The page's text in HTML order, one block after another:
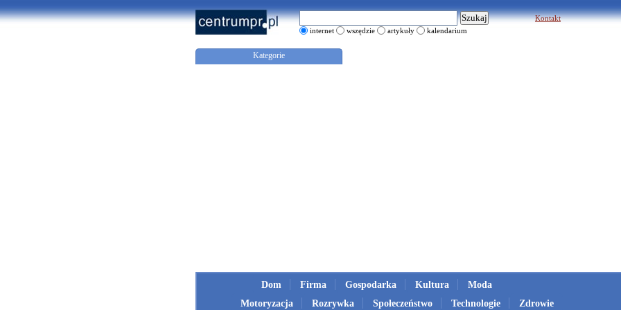
internet wszędzie artykuły kalendarium
Kontakt
Kategorie
Dom Firma Gospodarka Kultura
Moda
Motoryzacja
Rozrywka Społeczeństwo Technologie Zdrowie